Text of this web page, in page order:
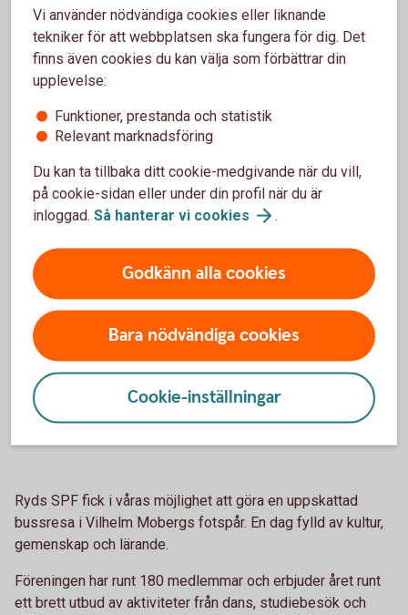
En bussresa i Vilhelm Mobergs fotspår blev en dag fylld av
kultur, gemenskap och lärande.
En dag i Vilhelm Mobergs fotspår
Ryds SPF fick i våras möjlighet att göra en uppskattad
bussresa i Vilhelm Mobergs fotspår. En dag fylld av kultur,
gemenskap och lärande.
Föreningen har runt 180 medlemmar och erbjuder året runt
ett brett utbud av aktiviteter från dans, studiebesök och
Vi använder nödvändiga cookies eller liknande
tekniker för att webbplatsen ska fungera för dig. Det
finns även cookies du kan välja som förbättrar din
upplevelse:
Funktioner, prestanda och statistik
Relevant marknadsföring
Du kan ta tillbaka ditt cookie-medgivande när du vill,
på cookie-sidan eller under din profil när du är
inloggad. Så hanterar vi cookies .
Godkänn alla cookies
Bara nödvändiga cookies
Cookie-inställningar